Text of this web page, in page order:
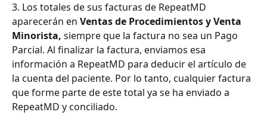
3. Los totales de sus facturas de RepeatMD
aparecerán en Ventas de Procedimientos y Venta
Minorista, siempre que la factura no sea un Pago
Parcial. Al finalizar la factura, enviamos esa
información a RepeatMD para deducir el artículo de
la cuenta del paciente. Por lo tanto, cualquier factura
que forme parte de este total ya se ha enviado a
RepeatMD y conciliado.